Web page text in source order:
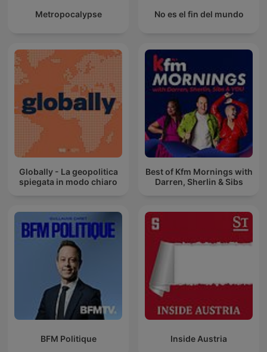
Metropocalypse No es el fin del mundo
Globally - La geopolitica
spiegata in modo chiaro
Best of Kfm Mornings with
Darren, Sherlin & Sibs
BFM Politique Inside Austria